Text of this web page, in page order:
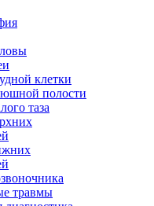
клетки
полости
таза
травмы